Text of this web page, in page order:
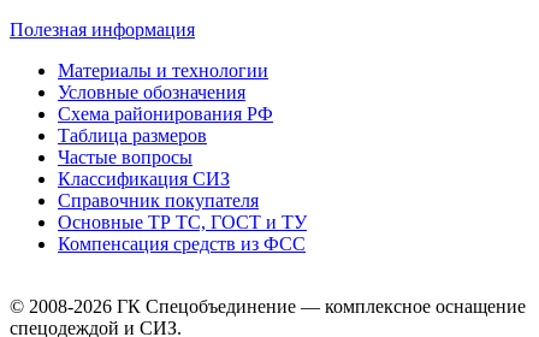
Полезная информация
Материалы и технологии
Условные обозначения
Схема районирования РФ
Таблица размеров
Частые вопросы
Классификация СИЗ
Справочник покупателя
Основные ТР ТС, ГОСТ и ТУ
Компенсация средств из ФСС
© 2008-2026 ГК Спецобъединение — комплексное оснащение
спецодеждой и СИЗ.